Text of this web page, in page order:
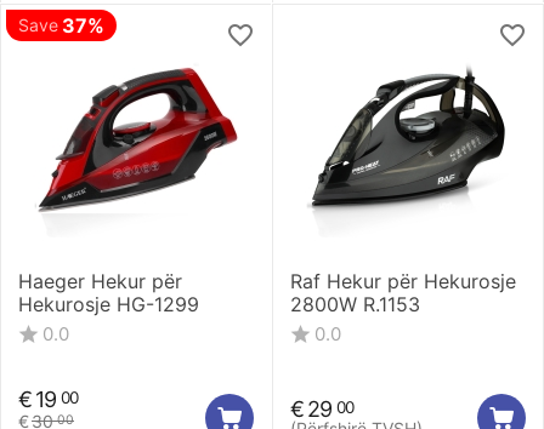
Save 37%
Haeger Hekur për
Hekurosje HG-1299
0.0
€30 00
€19 00
Raf Hekur për Hekurosje
2800W R.1153
0.0
€29 00